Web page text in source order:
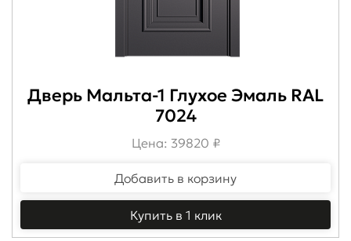
Дверь Мальта-1 Глухое Эмаль RAL
7024
Цена: 39820 ₽
Добавить в корзину
Купить в 1 клик